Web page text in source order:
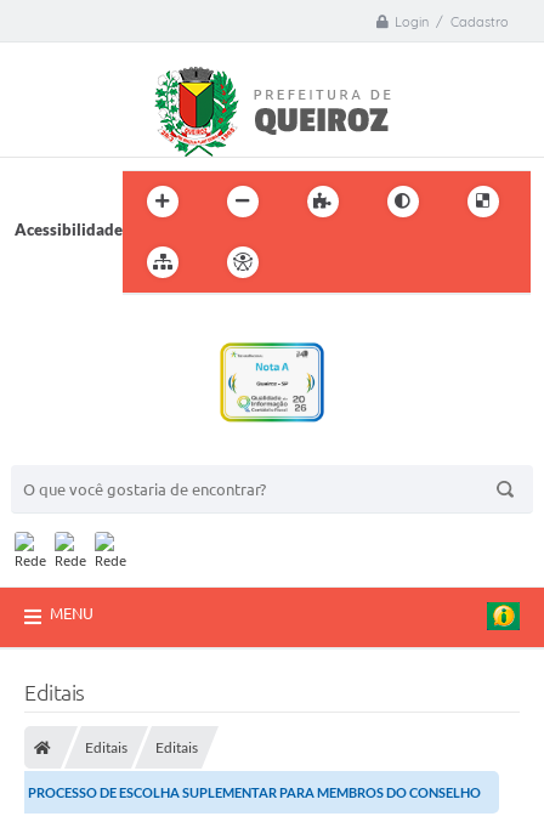
Login / Cadastro
Acessibilidade
MENU
Editais
Editais Editais
PROCESSO DE ESCOLHA SUPLEMENTAR PARA MEMBROS DO CONSELHO